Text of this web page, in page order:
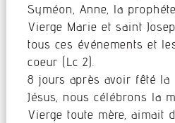
Syméon, Anne, la
Vierge Marie et saint
tous ces événements et
coeur (Lc 2).
8 jours après avoir fêté la
Jésus, nous célébrons la
Vierge toute mère, aimait